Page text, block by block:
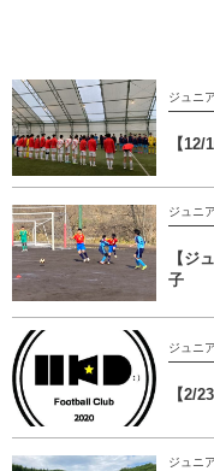
ジュニ
【
ジュニ
【ジ
子
ジュニ
【2/
ジュニ